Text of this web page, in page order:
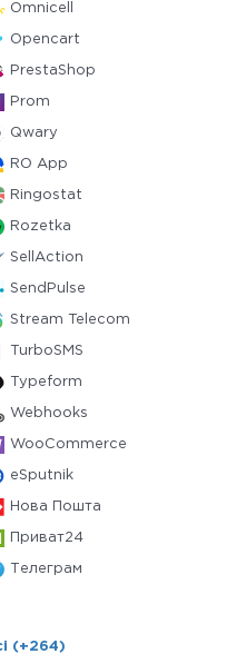
Omnicell
Opencart
PrestaShop
Prom
Qwary
RO App
Ringostat
Rozetka
SellAction
SendPulse
Stream Telecom
TurboSMS
Typeform
Webhooks
WooCommerce
eSputnik
Нова Пошта
Приват24
Телеграм
(+264)